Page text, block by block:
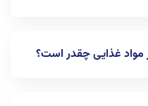
مواد غذایی چقدر است؟